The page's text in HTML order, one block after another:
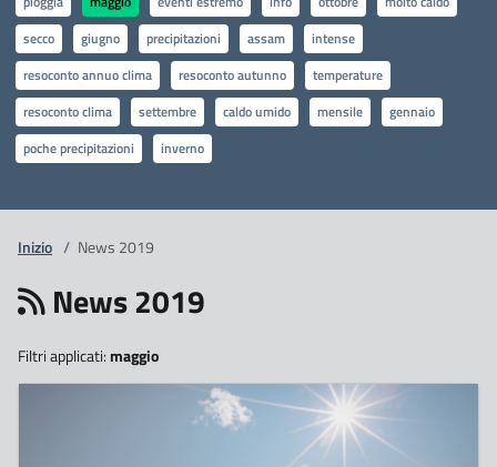
secco
giugno precipitazioni assam
intense
resoconto annuo clima
resoconto autunno
temperature
resoconto clima
settembre caldo umido mensile
gennaio
poche precipitazioni
inverno
Inizio / News 2019
News 2019
Filtri applicati:maggio